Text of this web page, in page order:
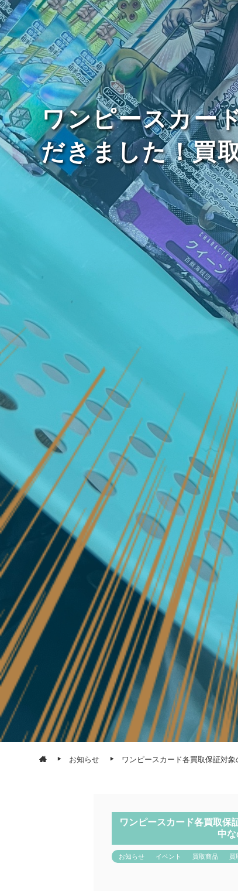
ワンピースカー
だきました！買
お知らせ ワンピースカード各買取保証対
ワンピースカード各買取保
中
お知らせ イベント 買取商品 買